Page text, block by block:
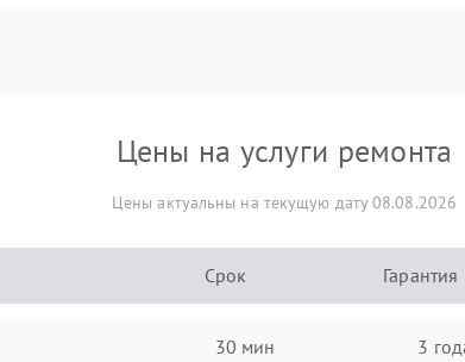
Цены на услуги ремонта
Цены актуальны на текущую дату 08.08.2026
Срок Гарантия
30 мин 3